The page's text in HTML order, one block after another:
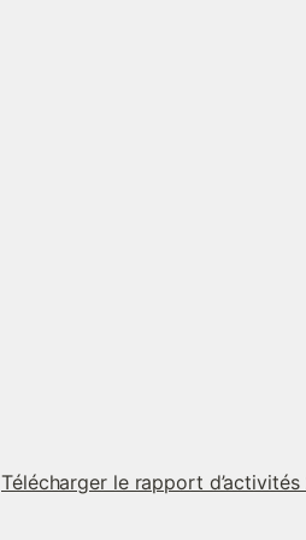
Télécharger le rapport